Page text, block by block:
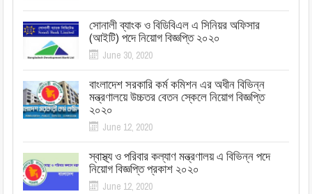
সোনালী ব্যাংক ও বিডিবিএল এ সিনিয়র অফিসার
(আইটি) পদে নিয়োগ বিজ্ঞপ্তি ২০২০
June 30, 2020
বাংলাদেশ সরকারি কর্ম কমিশন এর অধীন বিভিন্ন
মন্ত্রণালয়ে উচ্চতর বেতন স্কেলে নিয়োগ বিজ্ঞপ্তি
২০২০
June 12, 2020
স্বাস্থ্য ও পরিবার কল্যাণ মন্ত্রণালয় এ বিভিন্ন পদে
নিয়োগ বিজ্ঞপ্তি প্রকাশ ২০২০
June 12, 2020